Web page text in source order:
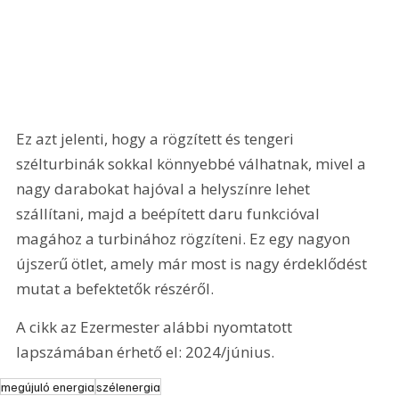
Ez azt jelenti, hogy a rögzített és tengeri
szélturbinák sokkal könnyebbé válhatnak, mivel a
nagy darabokat hajóval a helyszínre lehet
szállítani, majd a beépített daru funkcióval
magához a turbinához rögzíteni. Ez egy nagyon
újszerű ötlet, amely már most is nagy érdeklődést
mutat a befektetők részéről.
A cikk az Ezermester alábbi nyomtatott
lapszámában érhető el: 2024/június.
megújuló energiaszélenergia